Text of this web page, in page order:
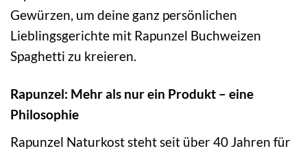
Gewürzen, um deine ganz persönlichen
Lieblingsgerichte mit Rapunzel Buchweizen
Spaghetti zu kreieren.
Rapunzel: Mehr als nur ein Produkt – eine
Philosophie
Rapunzel Naturkost steht seit über 40 Jahren für